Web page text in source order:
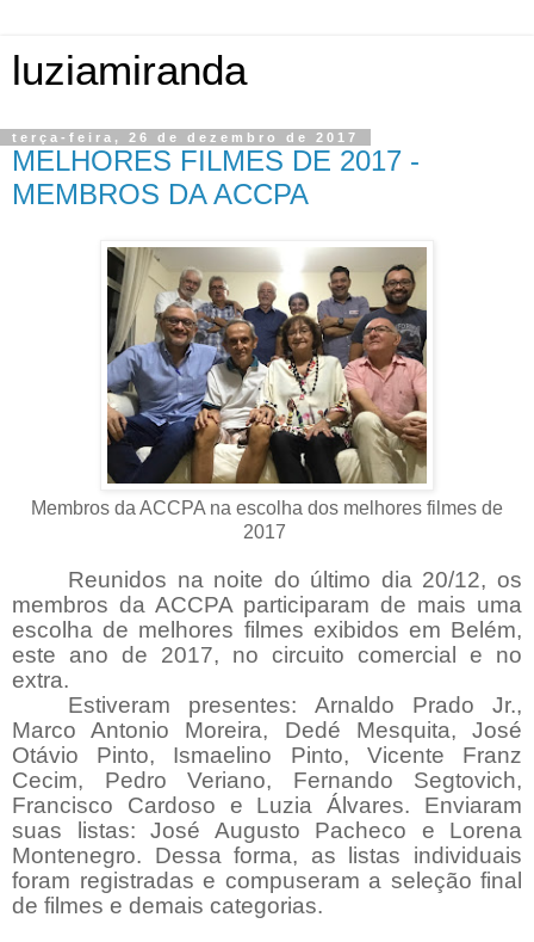
luziamiranda
terça-feira, 26 de dezembro de 2017
MELHORES FILMES DE 2017 -
MEMBROS DA ACCPA
Membros da ACCPA na escolha dos melhores filmes de
2017
Reunidos na noite do último dia 20/12, os
membros da ACCPA participaram de mais uma
escolha de melhores filmes exibidos em Belém,
este ano de 2017, no circuito comercial e no
extra.
Estiveram presentes: Arnaldo Prado Jr.,
Marco Antonio Moreira, Dedé Mesquita, José
Otávio Pinto, Ismaelino Pinto, Vicente Franz
Cecim, Pedro Veriano, Fernando Segtovich,
Francisco Cardoso e Luzia Álvares. Enviaram
suas listas: José Augusto Pacheco e Lorena
Montenegro. Dessa forma, as listas individuais
foram registradas e compuseram a seleção final
de filmes e demais categorias.